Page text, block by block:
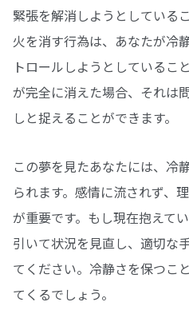
緊張を解消しようとしている
火を消す行為は、あなたが冷
トロールしようとしているこ
が完全に消えた場合、それは
しと捉えることができます。
この夢を見たあなたには、冷
られます。感情に流されず、
が重要です。もし現在抱えて
引いて状況を見直し、適切な
てください。冷静さを保つこ
てくるでしょう。